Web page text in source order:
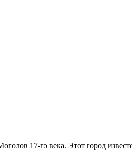
17-го века. Этот город